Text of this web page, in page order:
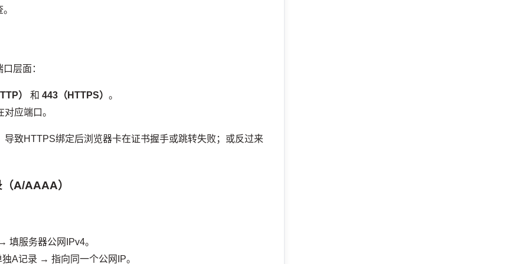
层面：
） 和443（HTTPS）。
应端口。
导致HTTPS绑定后浏览器卡在证书握手或跳转失败；或反过来
A/AAAA）
填服务器公网IPv4。
A记录 → 指向同一个公网IP。